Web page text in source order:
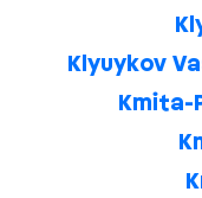
Klyuykov
Kmita-